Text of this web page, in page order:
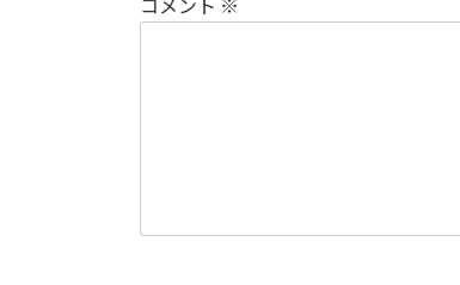
コメント ※